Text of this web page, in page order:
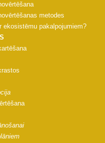
metodes
ekosistēmu pakalpojumiem?